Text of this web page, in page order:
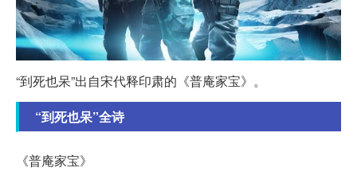
“到死也呆”出自宋代释印肃的《普庵家宝》。
“到死也呆”全诗
《普庵家宝》